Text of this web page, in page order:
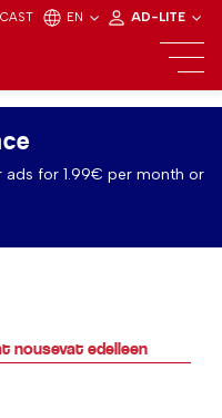
EN AD-LITE
ads for 1.99€ per month or
nousevat edelleen